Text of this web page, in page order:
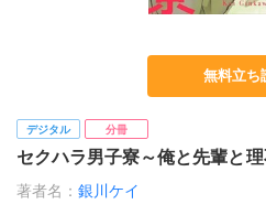
無料立ち
デジタル 分冊
セクハラ男子寮～俺と先輩と
著者名：銀川ケイ